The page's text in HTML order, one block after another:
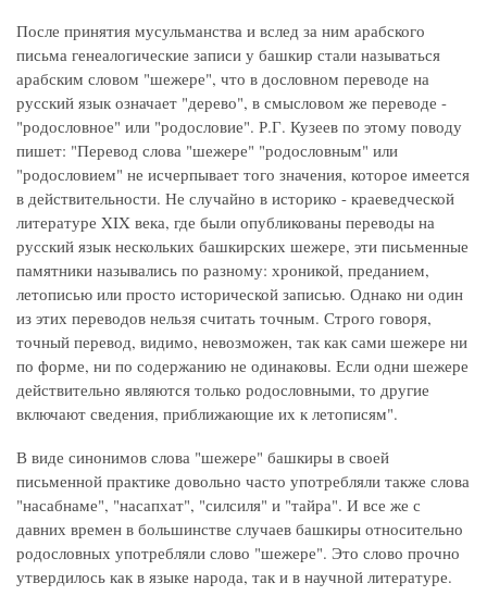
После принятия мусульманства и вслед за ним арабского
письма генеалогические записи у башкир стали называться
арабским словом "шежере", что в дословном переводе на
русский язык означает "дерево", в смысловом же переводе -
"родословное" или "родословие". Р.Г. Кузеев по этому поводу
пишет: "Перевод слова "шежере" "родословным" или
"родословием" не исчерпывает того значения, которое имеется
в действительности. Не случайно в историко - краеведческой
литературе XIX века, где были опубликованы переводы на
русский язык нескольких башкирских шежере, эти письменные
памятники назывались по разному: хроникой, преданием,
летописью или просто исторической записью. Однако ни один
из этих переводов нельзя считать точным. Строго говоря,
точный перевод, видимо, невозможен, так как сами шежере ни
по форме, ни по содержанию не одинаковы. Если одни шежере
действительно являются только родословными, то другие
включают сведения, приближающие их к летописям".
В виде синонимов слова "шежере" башкиры в своей
письменной практике довольно часто употребляли также слова
"насабнаме", "насапхат", "силсиля" и "тайра". И все же с
давних времен в большинстве случаев башкиры относительно
родословных употребляли слово "шежере". Это слово прочно
утвердилось как в языке народа, так и в научной литературе.